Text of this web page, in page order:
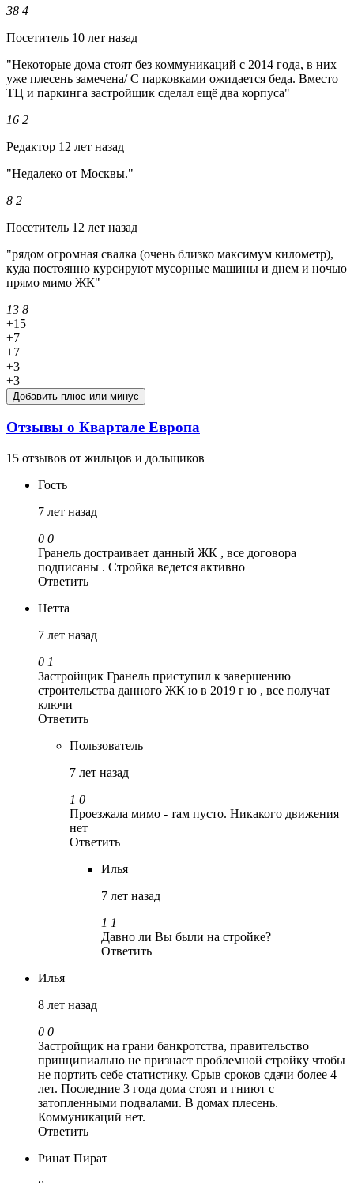
38 4
Посетитель 10 лет назад
"Некоторые дома стоят без коммуникаций с 2014 года, в них
уже плесень замечена/ C парковками ожидается беда. Вместо
ТЦ и паркинга застройщик сделал ещё два корпуса"
16 2
Редактор 12 лет назад
"Недалеко от Москвы."
8 2
Посетитель 12 лет назад
"рядом огромная свалка (очень близко максимум километр),
куда постоянно курсируют мусорные машины и днем и ночью
прямо мимо ЖК"
13 8
+15
+7
+7
+3
+3
Добавить плюс или минус
Отзывы о Квартале Европа
15 отзывов от жильцов и дольщиков
Гость
7 лет назад
0 0
Гранель достраивает данный ЖК , все договора
подписаны . Стройка ведется активно
Ответить
Нетта
7 лет назад
0 1
Застройщик Гранель приступил к завершению
строительства данного ЖК ю в 2019 г ю , все получат
ключи
Ответить
Пользователь
7 лет назад
1 0
Проезжала мимо - там пусто. Никакого движения
нет
Ответить
Илья
7 лет назад
1 1
Давно ли Вы были на стройке?
Ответить
Илья
8 лет назад
0 0
Застройщик на грани банкротства, правительство
принципиально не признает проблемной стройку чтобы
не портить себе статистику. Срыв сроков сдачи более 4
лет. Последние 3 года дома стоят и гниют с
затопленными подвалами. В домах плесень.
Коммуникаций нет.
Ответить
Ринат Пират